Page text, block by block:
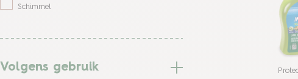
Schimmel
Volgens gebruik